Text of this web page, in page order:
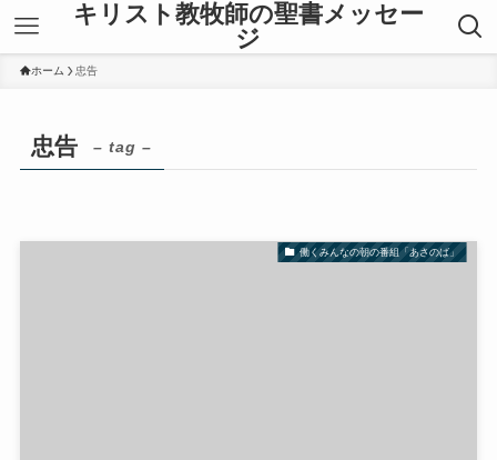
キリスト教牧師の聖書メッセー
ジ
ホーム 忠告
忠告 – tag –
働くみんなの朝の番組「あさのば」